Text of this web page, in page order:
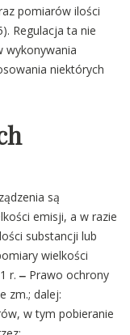
pomiarów ilości
Regulacja ta nie
wykonywania
niektórych
są
emisji, a w razie
substancji lub
wielkości
r. ‒ Prawo ochrony
zm.; dalej:
w tym pobieranie